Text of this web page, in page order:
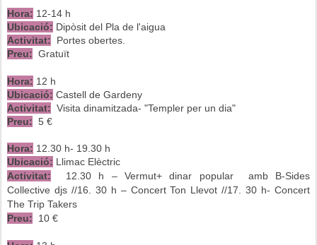
Hora: 12-14 h
Ubicació: Dipòsit del Pla de l'aigua
Activitat: Portes obertes.
Preu: Gratuït
Hora: 12 h
Ubicació: Castell de Gardeny
Activitat: Visita dinamitzada- "Templer per un dia"
Preu: 5 €
Hora: 12.30 h- 19.30 h
Ubicació: Llimac Elèctric
Activitat: 12.30 h – Vermut+ dinar popular amb B-Sides
Collective djs //16. 30 h – Concert Ton Llevot //17. 30 h- Concert
The Trip Takers
Preu: 10 €